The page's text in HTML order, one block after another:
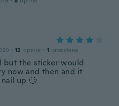
· 12 opinie · 1 przesłane
but the sticker would
now and then and it
up 🙄